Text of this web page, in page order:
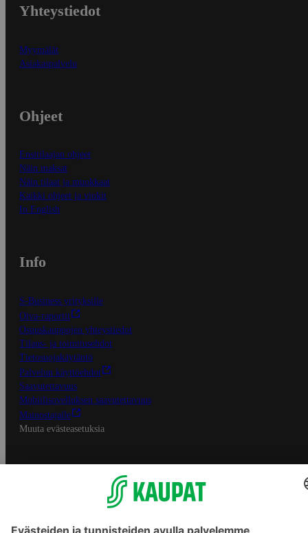
Yhteystiedot
Myymälät
Asiakaspalvelu
Ohjeet
Ensitilaajan ohjeet
Näin maksat
Näin tilaat ja muokkaat
Kaikki ohjeet ja vinkit
In English
Info
S-Business yrityksille
Oiva-raportit
Osuuskauppojen yhteystiedot
Tilaus- ja toimitusehdot
Tietosuojakäytäntö
Palvelun käyttöehdot
Saavutettavuus
Mobiilisovelluksen saavutettavuus
Mainostajalle
Muuta evästeasetuksia
S-ryhmän palvelut